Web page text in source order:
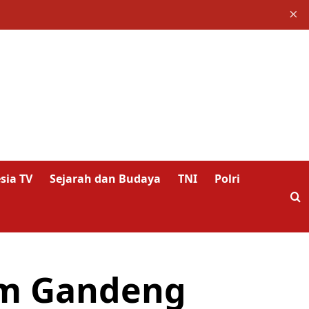
×
TV Sejarah dan Budaya TNI Polri
Gandeng